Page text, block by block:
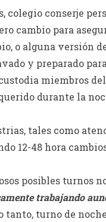
colegio conserje
cambio para
o alguna versión
y preparado
miembros
durante la
tales como
12-48 hora
posibles turnos
trabajando
tanto, turno de